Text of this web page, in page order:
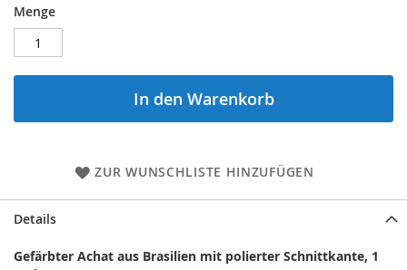
Menge
In den Warenkorb
ZUR WUNSCHLISTE HINZUFÜGEN
Details
Gefärbter Achat aus Brasilien mit polierter Schnittkante, 1